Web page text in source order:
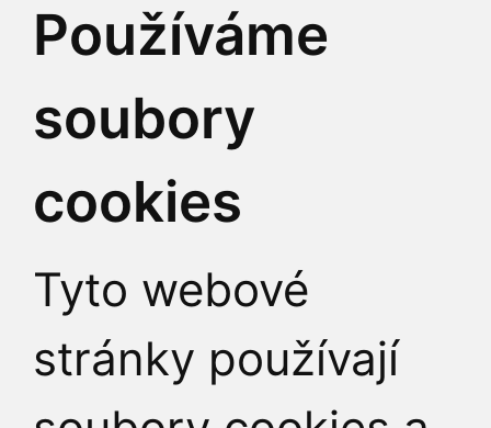
Používáme
soubory
cookies
Tyto webové
stránky používají
KONTAKTY
II. interní klinika
kardiologie a
U Nemocnice 2
128 08 Praha 2